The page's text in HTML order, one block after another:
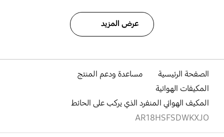
عرض المزيد
الصفحة الرئيسية
مساعدة ودعم المنتج
المكيفات الهوائية
المكيف الهوائي المنفرد الذي يركب على الحائط
AR18HSFSDWKXJO